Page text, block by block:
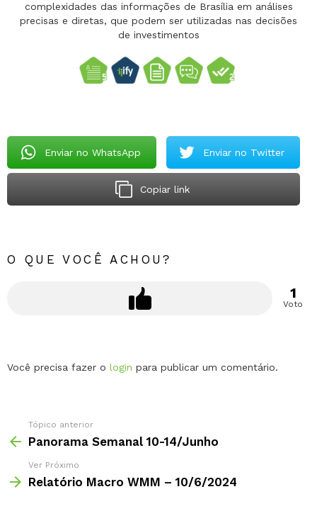
complexidades das informações de Brasília em análises
precisas e diretas, que podem ser utilizadas nas decisões
de investimentos
Enviar no WhatsApp Enviar no Twitter
Copiar link
O QUE VOCÊ ACHOU?
1
Voto
Deixe
Você precisa fazer o login para publicar um comentário.
Tópico anterior
Panorama Semanal 10-14/Junho
Ver Próximo
Relatório Macro WMM – 10/6/2024